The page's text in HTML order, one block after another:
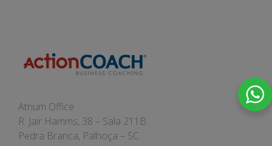
Atrium Office
R. Jair Hamms, 38 – Sala 211B
Pedra Branca, Palhoça – SC